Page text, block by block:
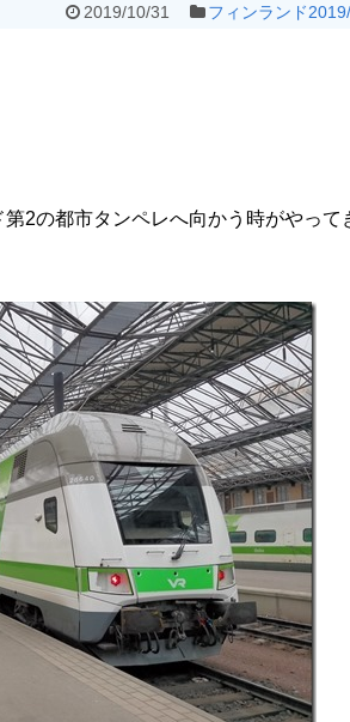
2019/10/31 フィンランド
2の都市タンペレへ向かう時がやって